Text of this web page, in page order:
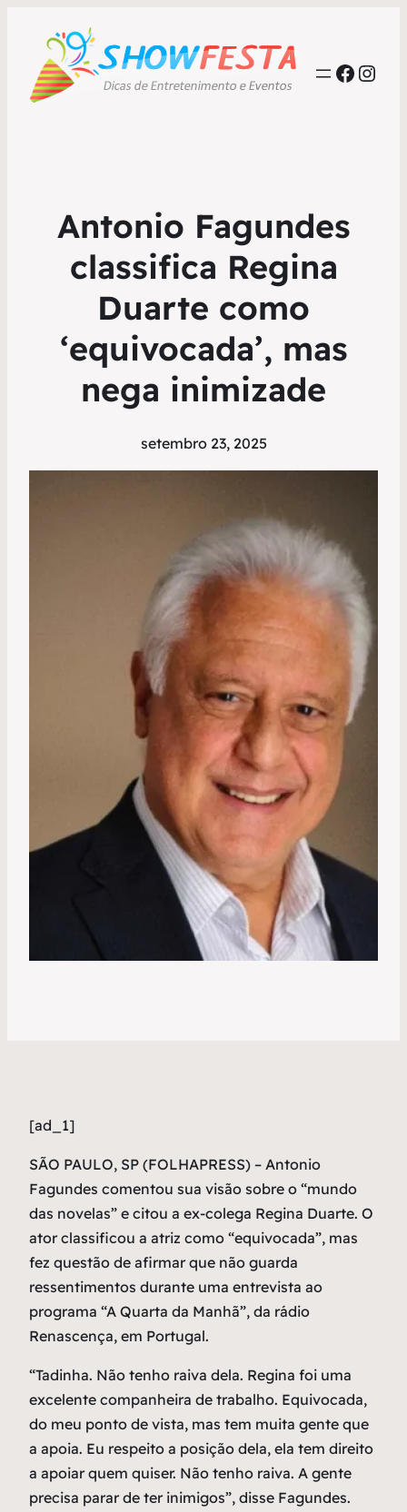
Antonio Fagundes
classifica Regina
Duarte como
‘equivocada’, mas
nega inimizade
setembro 23, 2025
[ad_1]
SÃO PAULO, SP (FOLHAPRESS) – Antonio
Fagundes comentou sua visão sobre o “mundo
das novelas” e citou a ex-colega Regina Duarte. O
ator classificou a atriz como “equivocada”, mas
fez questão de afirmar que não guarda
ressentimentos durante uma entrevista ao
programa “A Quarta da Manhã”, da rádio
Renascença, em Portugal.
“Tadinha. Não tenho raiva dela. Regina foi uma
excelente companheira de trabalho. Equivocada,
do meu ponto de vista, mas tem muita gente que
a apoia. Eu respeito a posição dela, ela tem direito
a apoiar quem quiser. Não tenho raiva. A gente
precisa parar de ter inimigos”, disse Fagundes.